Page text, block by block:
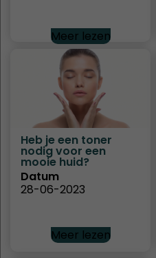
Meer lezen
Heb je een toner
nodig voor een
mooie huid?
Datum
28-06-2023
Meer lezen